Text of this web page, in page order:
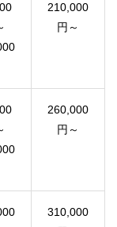
210,000
円～
260,000
円～
310,000